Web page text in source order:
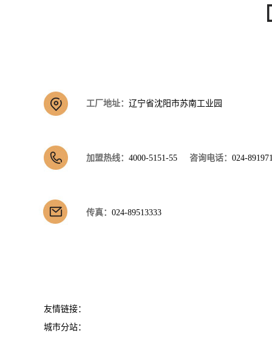
工厂地址： 辽宁省沈阳市苏南工业园
加盟热线： 4000-5151-55 咨询电话： 024-
传真： 024-89513333
友情链接：
城市分站：